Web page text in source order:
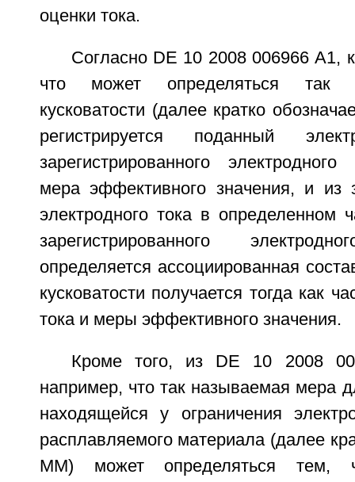
оценки тока.
Согласно DE 10 2008 006966 А1,
что может определяться так
кусковатости (далее кратко
регистрируется поданный
зарегистрированного
мера эффективного значения, и из
электродного тока в определенном
зарегистрированного
определяется ассоциированная
кусковатости получается тогда как
тока и меры эффективного значения.
Кроме того, из DE 10 2008
например, что так называемая мера
находящейся у ограничения
расплавляемого материала (далее
MM) может определяться тем,